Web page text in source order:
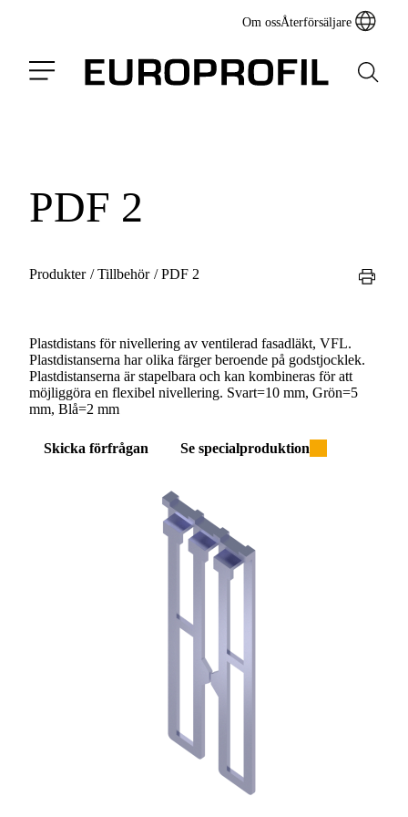
Om ossÅterförsäljare
PDF 2
Produkter /Tillbehör /PDF 2
Plastdistans för nivellering av ventilerad fasadläkt, VFL.
Plastdistanserna har olika färger beroende på godstjocklek.
Plastdistanserna är stapelbara och kan kombineras för att
möjliggöra en flexibel nivellering. Svart=10 mm, Grön=5
mm, Blå=2 mm
Skicka förfrågan Se specialproduktion